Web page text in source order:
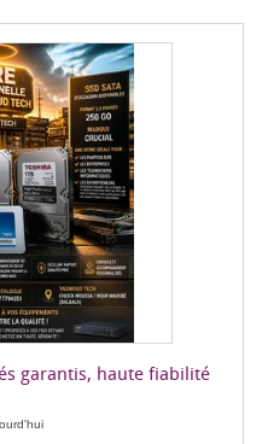
garantis, haute fiabilité